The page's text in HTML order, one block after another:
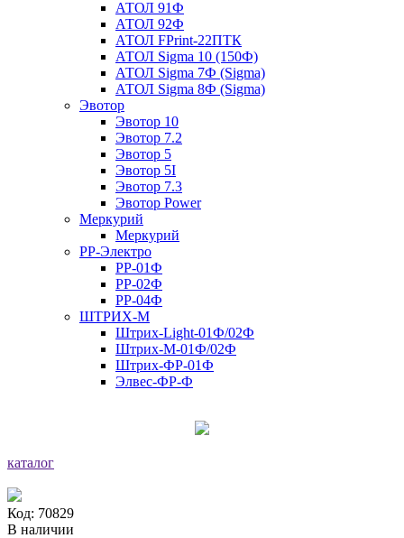
АТОЛ 91Ф
АТОЛ 92Ф
АТОЛ FPrint-22ПТК
АТОЛ Sigma 10 (150Ф)
АТОЛ Sigma 7Ф (Sigma)
АТОЛ Sigma 8Ф (Sigma)
Эвотор
Эвотор 10
Эвотор 7.2
Эвотор 5
Эвотор 5I
Эвотор 7.3
Эвотор Power
Меркурий
Меркурий
РР-Электро
РР-01Ф
РР-02Ф
РР-04Ф
ШТРИХ-М
Штрих-Light-01Ф/02Ф
Штрих-М-01Ф/02Ф
Штрих-ФР-01Ф
Элвес-ФР-Ф
каталог
Код: 70829
В наличии